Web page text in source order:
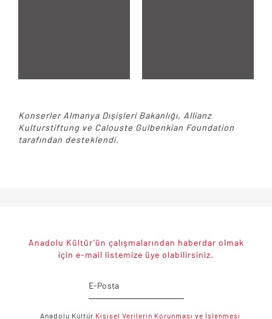
Konserler Almanya Dışişleri Bakanlığı, Allianz
Kulturstiftung ve Calouste Gulbenkian Foundation
tarafından desteklendi.
Anadolu Kültür’ün çalışmalarından haberdar olmak
için e-mail listemize üye olabilirsiniz.
Anadolu Kültür Kişisel Verilerin Korunması ve İşlenmesi